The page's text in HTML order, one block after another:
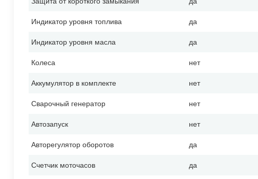
Индикатор уровня топлива да
Индикатор уровня масла да
Колеса нет
Аккумулятор в комплекте нет
Сварочный генератор нет
Автозапуск нет
Авторегулятор оборотов да
Счетчик моточасов да